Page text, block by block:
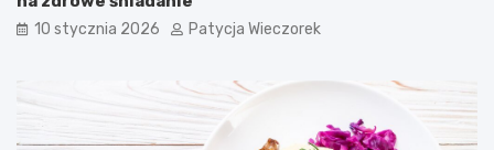
10 stycznia 2026 Patycja Wieczorek